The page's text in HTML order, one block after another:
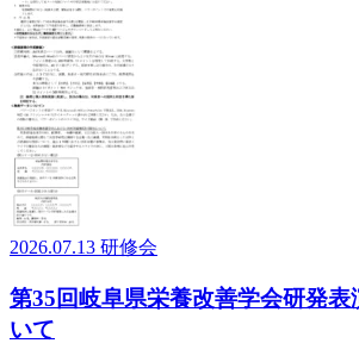
2026.07.13 研修会
第35回岐阜県栄養改善学会研発表
いて